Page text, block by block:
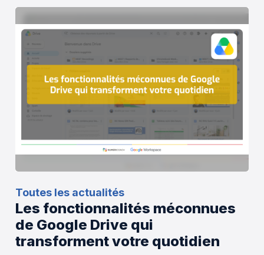
Toutes les actualités
Les fonctionnalités méconnues
de Google Drive qui
transforment votre quotidien